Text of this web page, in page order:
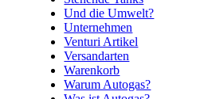
Und die Umwelt?
Unternehmen
Venturi Artikel
Versandarten
Warenkorb
Warum Autogas?